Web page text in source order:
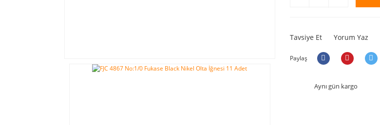
Tavsiye Et Yorum Yaz
Paylaş
Aynı gün kargo